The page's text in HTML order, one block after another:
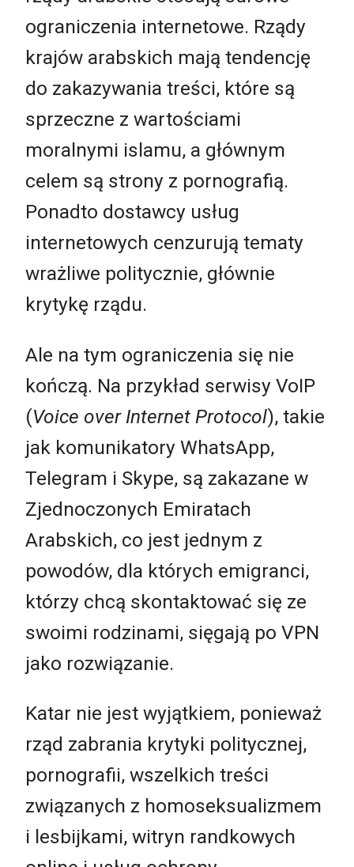
ograniczenia internetowe. Rządy
krajów arabskich mają tendencję
do zakazywania treści, które są
sprzeczne z wartościami
moralnymi islamu, a głównym
celem są strony z pornografią.
Ponadto dostawcy usług
internetowych cenzurują tematy
wrażliwe politycznie, głównie
krytykę rządu.
Ale na tym ograniczenia się nie
kończą. Na przykład serwisy VoIP
(Voice over Internet Protocol), takie
jak komunikatory WhatsApp,
Telegram i Skype, są zakazane w
Zjednoczonych Emiratach
Arabskich, co jest jednym z
powodów, dla których emigranci,
którzy chcą skontaktować się ze
swoimi rodzinami, sięgają po VPN
jako rozwiązanie.
Katar nie jest wyjątkiem, ponieważ
rząd zabrania krytyki politycznej,
pornografii, wszelkich treści
związanych z homoseksualizmem
i lesbijkami, witryn randkowych